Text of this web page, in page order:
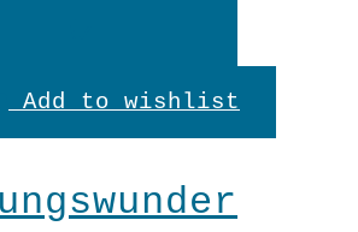
Add to wishlist